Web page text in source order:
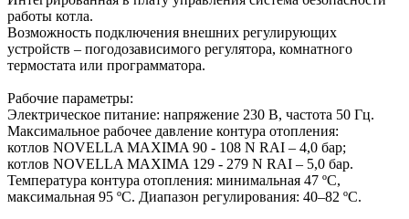
работы котла.
Возможность подключения внешних регулирующих
устройств – погодозависимого регулятора, комнатного
термостата или программатора.
Рабочие параметры:
Электрическое питание: напряжение 230 В, частота 50 Гц.
Максимальное рабочее давление контура отопления:
котлов NOVELLA MAXIMA 90 - 108 N RAI – 4,0 бар;
котлов NOVELLA MAXIMA 129 - 279 N RAI – 5,0 бар.
Температура контура отопления: минимальная 47 ºC,
максимальная 95 ºC. Диапазон регулирования: 40–82 ºC.